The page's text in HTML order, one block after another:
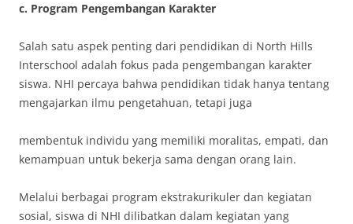
c. Program Pengembangan Karakter
Salah satu aspek penting dari pendidikan di North Hills
Interschool adalah fokus pada pengembangan karakter
siswa. NHI percaya bahwa pendidikan tidak hanya tentang
mengajarkan ilmu pengetahuan, tetapi juga
membentuk individu yang memiliki moralitas, empati, dan
kemampuan untuk bekerja sama dengan orang lain.
Melalui berbagai program ekstrakurikuler dan kegiatan
sosial, siswa di NHI dilibatkan dalam kegiatan yang